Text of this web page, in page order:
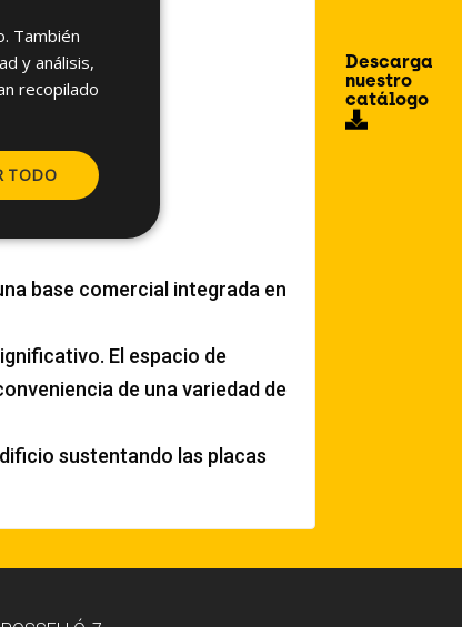
base comercial integrada en
El espacio de
de una variedad de
sustentando las placas
Descarga
nuestro
catálogo
SPANISH
ENGLISH
También
y análisis,
recopilado
TODO